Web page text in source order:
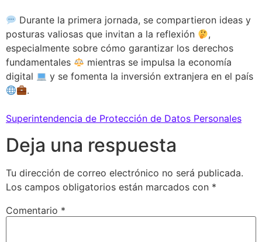
Durante la primera jornada, se compartieron ideas y
posturas valiosas que invitan a la reflexión
,
especialmente sobre cómo garantizar los derechos
fundamentales
mientras se impulsa la economía
digital
y se fomenta la inversión extranjera en el país
.
Superintendencia de Protección de Datos Personales
Deja una respuesta
Tu dirección de correo electrónico no será publicada.
Los campos obligatorios están marcados con *
Comentario *